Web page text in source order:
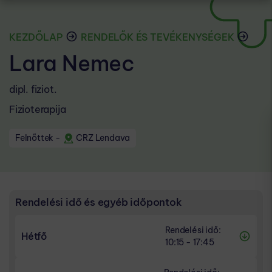
KEZDŐLAP RENDELŐK ÉS TEVÉKENYSÉGEK
Lara Nemec
dipl. fiziot.
Fizioterapija
Felnőttek - CRZ Lendava
Rendelési idő és egyéb időpontok
Hétfő
Rendelési idő:
10:15 - 17:45